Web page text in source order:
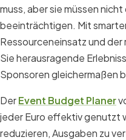
muss, aber sie müssen
beeinträchtigen. Mit
Ressourceneinsatz und
Sie herausragende
Sponsoren gleichermaßen
DerEvent Budget Planer
jeder Euro effektiv genutzt
reduzieren, Ausgaben zu